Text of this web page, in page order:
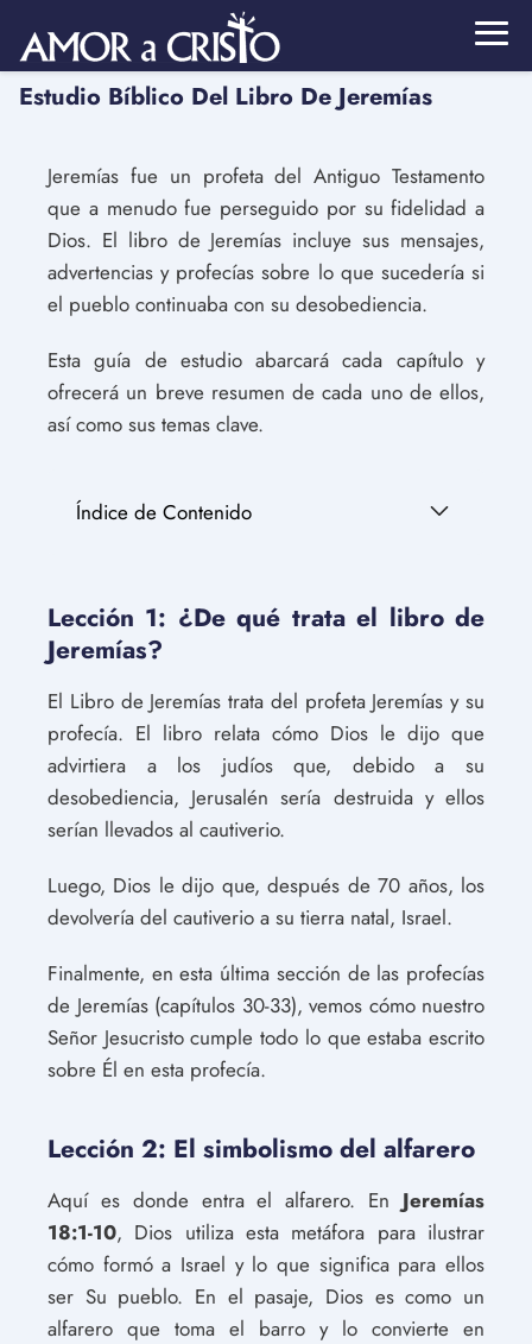
Estudio Bíblico Del Libro De Jeremías
Jeremías fue un profeta del Antiguo Testamento
que a menudo fue perseguido por su fidelidad a
Dios. El libro de Jeremías incluye sus mensajes,
advertencias y profecías sobre lo que sucedería si
el pueblo continuaba con su desobediencia.
Esta guía de estudio abarcará cada capítulo y
ofrecerá un breve resumen de cada uno de ellos,
así como sus temas clave.
Índice de Contenido
Lección 1: ¿De qué trata el libro de
Jeremías?
El Libro de Jeremías trata del profeta Jeremías y su
profecía. El libro relata cómo Dios le dijo que
advirtiera a los judíos que, debido a su
desobediencia, Jerusalén sería destruida y ellos
serían llevados al cautiverio.
Luego, Dios le dijo que, después de 70 años, los
devolvería del cautiverio a su tierra natal, Israel.
Finalmente, en esta última sección de las profecías
de Jeremías (capítulos 30-33), vemos cómo nuestro
Señor Jesucristo cumple todo lo que estaba escrito
sobre Él en esta profecía.
Lección 2: El simbolismo del alfarero
Aquí es donde entra el alfarero. En Jeremías
18:1-10, Dios utiliza esta metáfora para ilustrar
cómo formó a Israel y lo que significa para ellos
ser Su pueblo. En el pasaje, Dios es como un
alfarero que toma el barro y lo convierte en